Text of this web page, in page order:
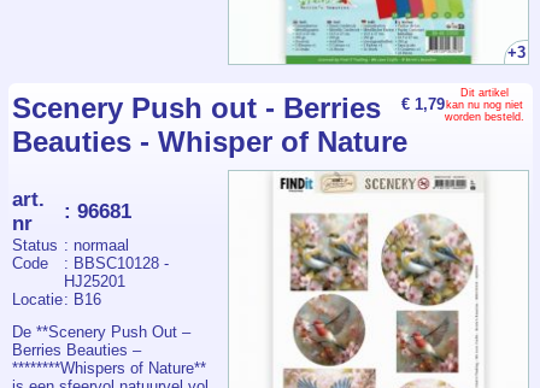
+3
linnenstructuur geeft elke
creatie een luxe en
professionele uitstraling. Een
veelzijdig kartonpakket voor
€ 1,79
Dit artikel
kan nu nog niet
worden besteld.
Scenery Push out - Berries
Beauties - Whisper of Nature
art.
nr
: 96681
Status : normaal
Code
: BBSC10128 -
HJ25201
Locatie: B16
De **Scenery Push Out –
Berries Beauties –
********Whispers of Nature**